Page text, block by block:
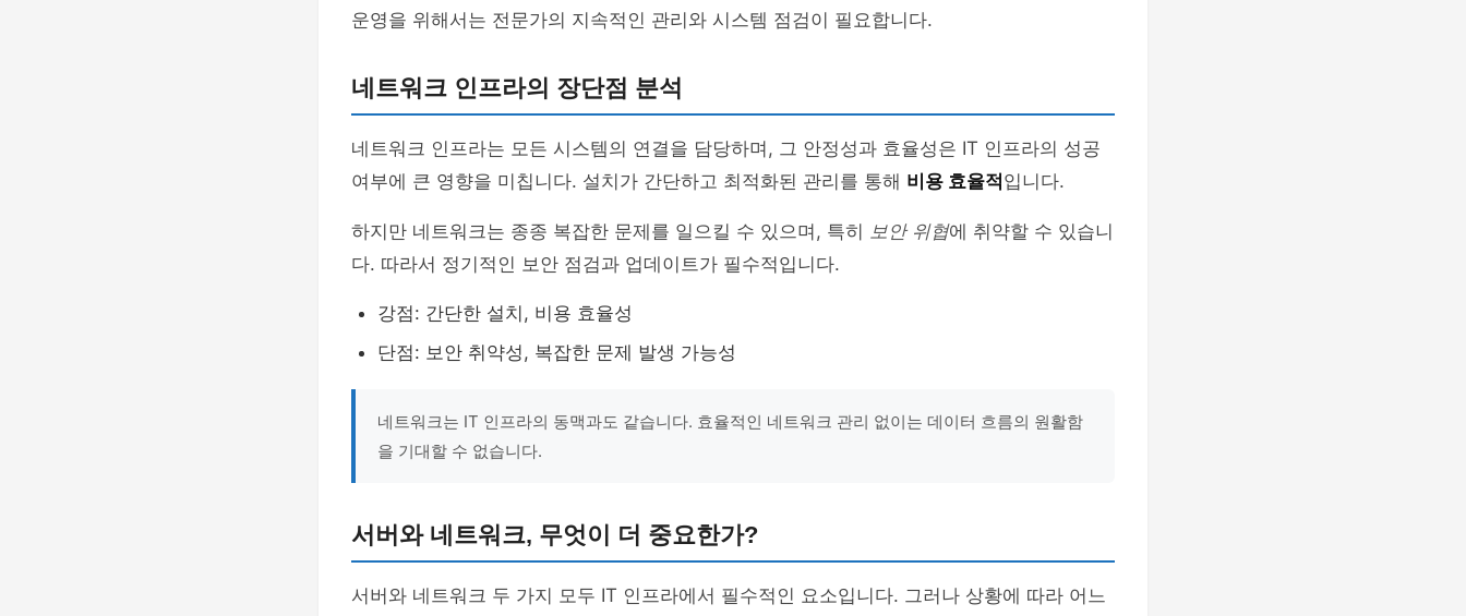
운영을 위해서는 전문가의 지속적인 관리와 시스템 점검이 필요합니다.
네트워크 인프라의 장단점 분석
네트워크 인프라는 모든 시스템의 연결을 담당하며, 그 안정성과 효율성은 IT 인프라의 성공
여부에 큰 영향을 미칩니다. 설치가 간단하고 최적화된 관리를 통해 비용 효율적입니다.
하지만 네트워크는 종종 복잡한 문제를 일으킬 수 있으며, 특히 보안 위협에 취약할 수 있습니
다. 따라서 정기적인 보안 점검과 업데이트가 필수적입니다.
강점: 간단한 설치, 비용 효율성
단점: 보안 취약성, 복잡한 문제 발생 가능성
네트워크는 IT 인프라의 동맥과도 같습니다. 효율적인 네트워크 관리 없이는 데이터 흐름의 원활함
을 기대할 수 없습니다.
서버와 네트워크, 무엇이 더 중요한가?
서버와 네트워크 두 가지 모두 IT 인프라에서 필수적인 요소입니다. 그러나 상황에 따라 어느